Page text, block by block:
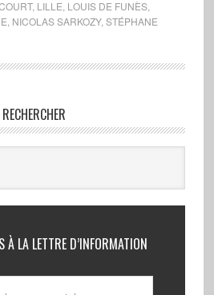
, LILLE LOUIS DE FUNÈS,
NICOLAS SARKOZY, STÉPHANE
RECHERCHER
À LA LETTRE D’INFORMATION